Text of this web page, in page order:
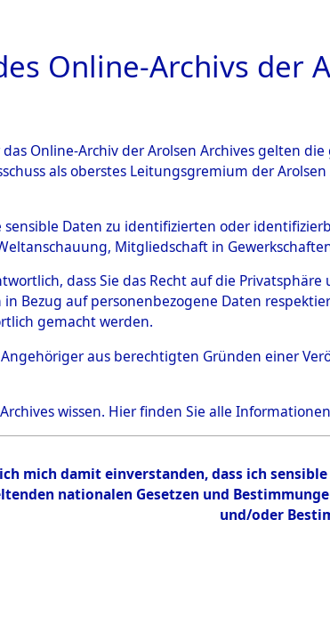
ARCHIVALE ÜBERSICHT
→Kreis
0101
Übergeordnetes
Inhalt
Zur Übersicht
Online-Archivs der
Online-Archiv der Arolsen Archives gelten
als oberstes Leitungsgremium der
sensible Daten zu identifizierten oder
Mitgliedschaft in
dass Sie das Recht auf die
Bezug auf personenbezogene Daten
gemacht werden.
Angehöriger aus berechtigten Gründen einer
wissen. Hierfinden Sie alle
mich damit einverstanden, dass ich
nationalen Gesetzen und
und/oder